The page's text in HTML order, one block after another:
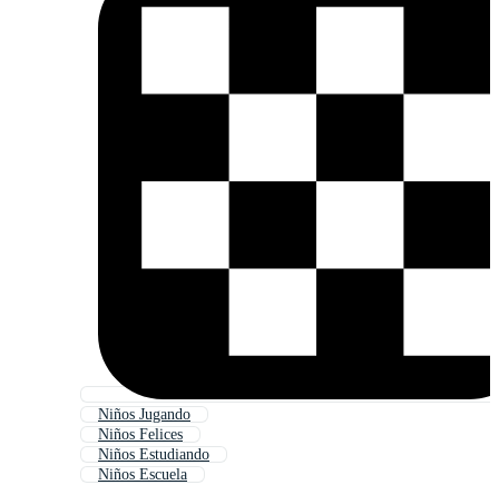
Niños Jugando
Niños Felices
Niños Estudiando
Niños Escuela